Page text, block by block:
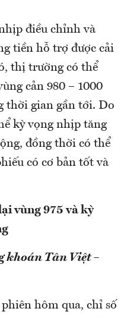
điều chỉnh và
tiền hỗ trợ được cải
thị trường có thể
cản 980 – 1000
thời gian gần tới. Do
kỳ vọng nhịp tăng
đồng thời có thể
có cơ bản tốt và
vùng 975 và kỳ
khoán Tân Việt –
hôm qua, chỉ số